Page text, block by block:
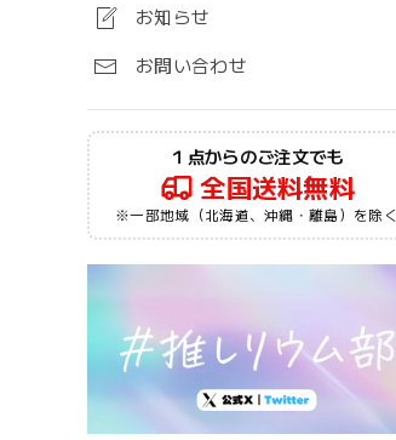
お知らせ
お問い合わせ
１点からのご注文でも
全国送料無料
※一部地域（北海道、沖縄・離島）を除く